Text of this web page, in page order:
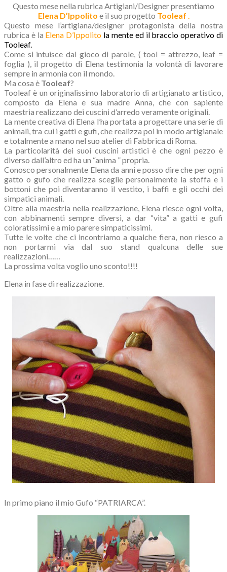
Questo mese nella rubrica Artigiani/Designer presentiamo
Elena D’Ippolito e il suo progetto Tooleaf .
Questo mese l’artigiana/designer protagonista della nostra
rubrica è la Elena D’Ippolito la mente ed il braccio operativo di
Tooleaf.
Come si intuisce dal gioco di parole, ( tool = attrezzo, leaf =
foglia ), il progetto di Elena testimonia la volontà di lavorare
sempre in armonia con il mondo.
Ma cosa è Tooleaf?
Tooleaf è un originalissimo laboratorio di artigianato artistico,
composto da Elena e sua madre Anna, che con sapiente
maestria realizzano dei cuscini d’arredo veramente originali.
La mente creativa di Elena l’ha portata a progettare una serie di
animali, tra cui i gatti e gufi, che realizza poi in modo artigianale
e totalmente a mano nel suo atelier di Fabbrica di Roma.
La particolarità dei suoi cuscini artistici è che ogni pezzo è
diverso dall’altro ed ha un “anima ” propria.
Conosco personalmente Elena da anni e posso dire che per ogni
gatto o gufo che realizza sceglie personalmente la stoffa e i
bottoni che poi diventaranno il vestito, i baffi e gli occhi dei
simpatici animali.
Oltre alla maestria nella realizzazione, Elena riesce ogni volta,
con abbinamenti sempre diversi, a dar “vita” a gatti e gufi
coloratissimi e a mio parere simpaticissimi.
Tutte le volte che ci incontriamo a qualche fiera, non riesco a
non portarmi via dal suo stand qualcuna delle sue
realizzazioni……
La prossima volta voglio uno sconto!!!!
Elena in fase di realizzazione.
In primo piano il mio Gufo “PATRIARCA”.